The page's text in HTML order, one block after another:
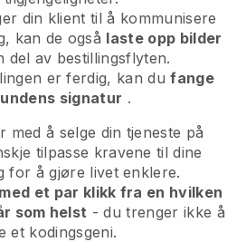
din klient til å kommunisere
kan de også laste opp bilder
del av bestillingsflyten.
er ferdig, kan dufange
signatur .
med å selge din tjeneste på
tilpasse kravene til dine
for å gjøre livet enklere.
et par klikk fra en hvilken
som helst - du trenger ikke å
et kodingsgeni.